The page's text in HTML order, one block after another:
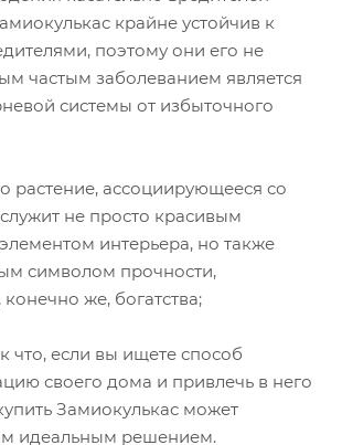
крайне устойчив к
поэтому они его не
частым заболеванием является
системы от избыточного
растение, ассоциирующееся со
не просто красивым
интерьера, но также
символом прочности,
конечно же, богатства;
что, если вы ищете способ
своего дома и привлечь в него
Замиокулькас может
идеальным решением.